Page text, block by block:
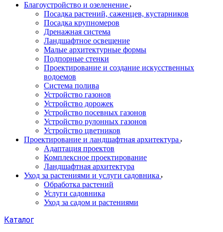
Благоустройство и озеленение
Посадка растений, саженцев, кустарников
Посадка крупномеров
Дренажная система
Ландшафтное освещение
Малые архитектурные формы
Подпорные стенки
Проектирование и создание искусственных
водоемов
Система полива
Устройство газонов
Устройство дорожек
Устройство посевных газонов
Устройство рулонных газонов
Устройство цветников
Проектирование и ландшафтная архитектура
Адаптация проектов
Комплексное проектирование
Ландшафтная архитектура
Уход за растениями и услуги садовника
Обработка растений
Услуги садовника
Уход за садом и растениями
Каталог